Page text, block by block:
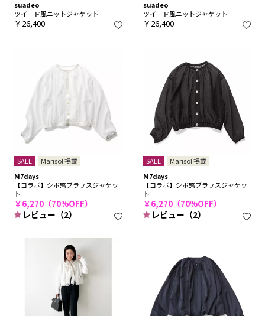
suadeo
ツイード風ニットジャケット
￥26,400
suadeo
ツイード風ニットジャケット
￥26,400
SALE
Marisol 掲載
M7days
【コラボ】シボ感ブラウスジャケッ
ト
￥6,270（70%OFF）
レビュー（2）
SALE
Marisol 掲載
M7days
【コラボ】シボ感ブラウスジャケッ
ト
￥6,270（70%OFF）
レビュー（2）